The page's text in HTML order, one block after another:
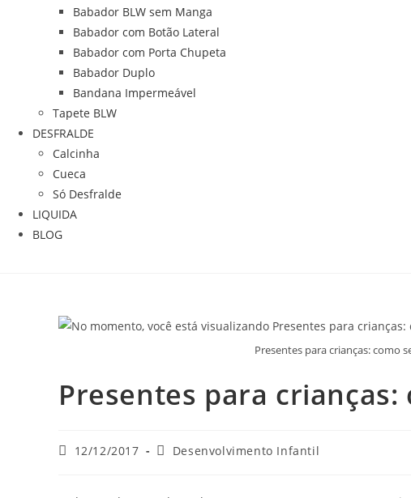
Babador BLW sem Manga
Babador com Botão Lateral
Babador com Porta Chupeta
Babador Duplo
Bandana Impermeável
Tapete BLW
DESFRALDE
Calcinha
Cueca
Só Desfralde
LIQUIDA
BLOG
Presentes para crianças: como
Presentes para
12/12/2017 Desenvolvimento Infantil